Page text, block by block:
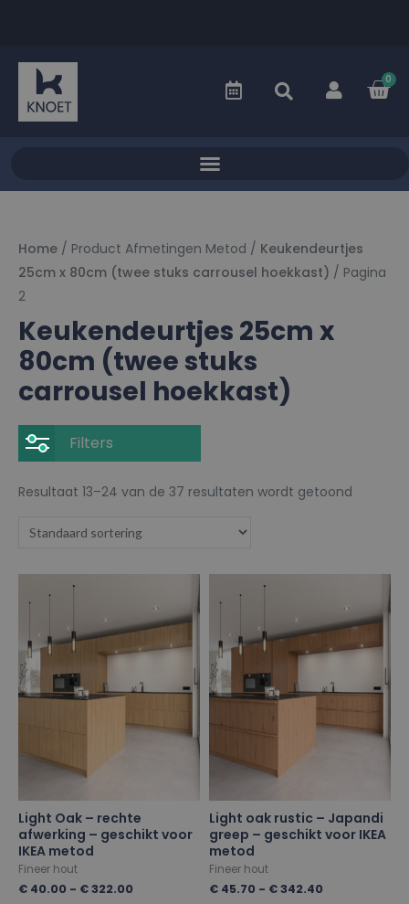
0
Home / Product Afmetingen Metod / Keukendeurtjes
25cm x 80cm (twee stuks carrousel hoekkast) / Pagina
2
Keukendeurtjes 25cm x
80cm (twee stuks
carrousel hoekkast)
Filters
Resultaat 13–24 van de 37 resultaten wordt getoond
Light Oak – rechte
afwerking – geschikt voor
IKEA metod
Fineer hout
€ 40.00 - €322.00
Light oak rustic – Japandi
greep – geschikt voor IKEA
metod
Fineer hout
€ 45.70 - €342.40